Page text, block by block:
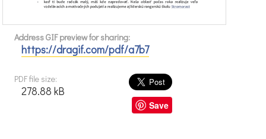
Address GIF preview for sharing:
https://dragif.com/pdf/a7b7
Save
PDF file size:
278.88 kB